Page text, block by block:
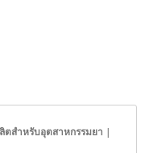
สำหรับอุตสาหกรรมยา |